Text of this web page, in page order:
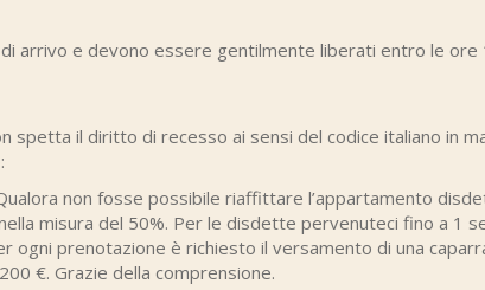
arrivo e devono essere gentilmente liberati entro le ore
spetta il diritto di recesso ai sensi del codice italiano in
non fosse possibile riaffittare l’appartamento
misura del 50%. Per le disdette pervenuteci fino a 1
ogni prenotazione è richiesto il versamento di una
€. Grazie della comprensione.